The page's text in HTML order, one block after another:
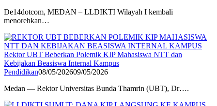
De14dotcom, MEDAN – LLDIKTI Wilayah I kembali
menorehkan…
Rektor UBT Beberkan Polemik KIP Mahasiswa NTT dan
Kebijakan Beasiswa Internal Kampus
Pendidikan08/05/202609/05/2026
Medan — Rektor Universitas Bunda Thamrin (UBT), Dr….